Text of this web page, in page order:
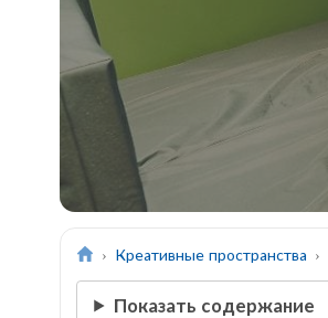
Креативные пространства
Показать содержание